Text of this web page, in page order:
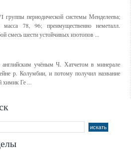
периодической системы Менделеева;
78, 96; преимущественно неметалл.
смесь шести устойчивых изотопов ...
учёным Ч. Хатчетом в минерале
р. Колумбии, и потому получил название
химик Ге ...